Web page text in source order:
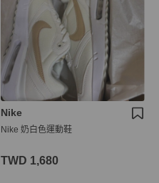
Nike
Nike 奶白色運動鞋
TWD 1,680